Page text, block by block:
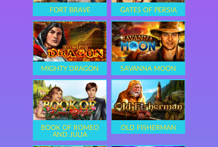
FORT BRAVE GATES OF PERSIA
MIGHTY DRAGON SAVANNA MOON
BOOK OF ROMEO
AND JULIA
OLD FISHERMAN